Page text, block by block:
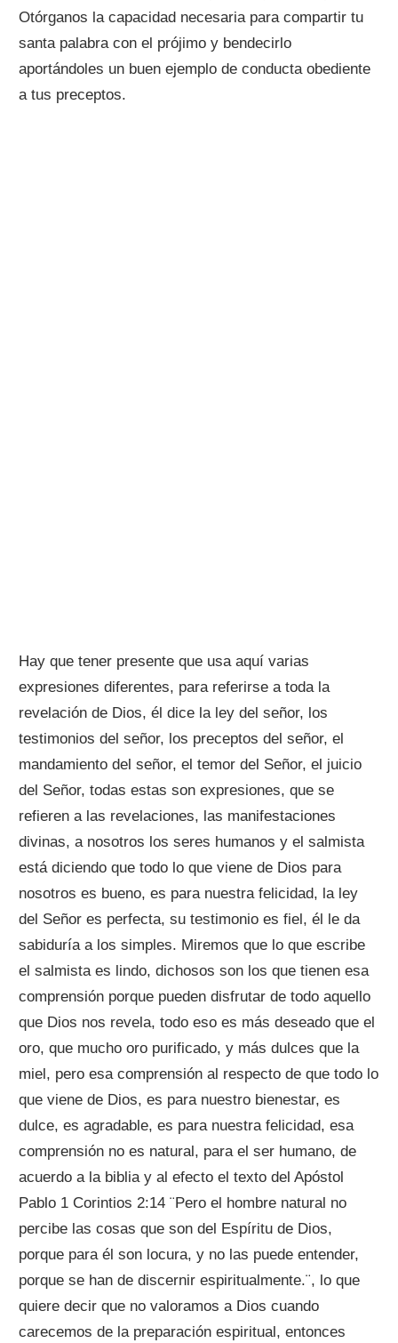
Otórganos la capacidad necesaria para compartir tu
santa palabra con el prójimo y bendecirlo
aportándoles un buen ejemplo de conducta obediente
a tus preceptos.
Hay que tener presente que usa aquí varias
expresiones diferentes, para referirse a toda la
revelación de Dios, él dice la ley del señor, los
testimonios del señor, los preceptos del señor, el
mandamiento del señor, el temor del Señor, el juicio
del Señor, todas estas son expresiones, que se
refieren a las revelaciones, las manifestaciones
divinas, a nosotros los seres humanos y el salmista
está diciendo que todo lo que viene de Dios para
nosotros es bueno, es para nuestra felicidad, la ley
del Señor es perfecta, su testimonio es fiel, él le da
sabiduría a los simples. Miremos que lo que escribe
el salmista es lindo, dichosos son los que tienen esa
comprensión porque pueden disfrutar de todo aquello
que Dios nos revela, todo eso es más deseado que el
oro, que mucho oro purificado, y más dulces que la
miel, pero esa comprensión al respecto de que todo lo
que viene de Dios, es para nuestro bienestar, es
dulce, es agradable, es para nuestra felicidad, esa
comprensión no es natural, para el ser humano, de
acuerdo a la biblia y al efecto el texto del Apóstol
Pablo 1 Corintios 2:14 ¨Pero el hombre natural no
percibe las cosas que son del Espíritu de Dios,
porque para él son locura, y no las puede entender,
porque se han de discernir espiritualmente.¨, lo que
quiere decir que no valoramos a Dios cuando
carecemos de la preparación espiritual, entonces